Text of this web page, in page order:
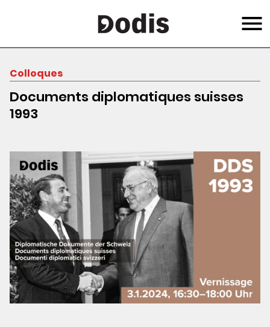
content
Menu
Colloques
Documents diplomatiques suisses
1993